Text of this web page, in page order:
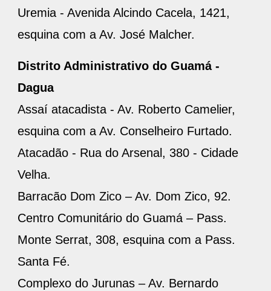
Uremia - Avenida Alcindo Cacela, 1421,
esquina com a Av. José Malcher.
Distrito Administrativo do Guamá -
Dagua
Assaí atacadista - Av. Roberto Camelier,
esquina com a Av. Conselheiro Furtado.
Atacadão - Rua do Arsenal, 380 - Cidade
Velha.
Barracão Dom Zico – Av. Dom Zico, 92.
Centro Comunitário do Guamá – Pass.
Monte Serrat, 308, esquina com a Pass.
Santa Fé.
Complexo do Jurunas – Av. Bernardo